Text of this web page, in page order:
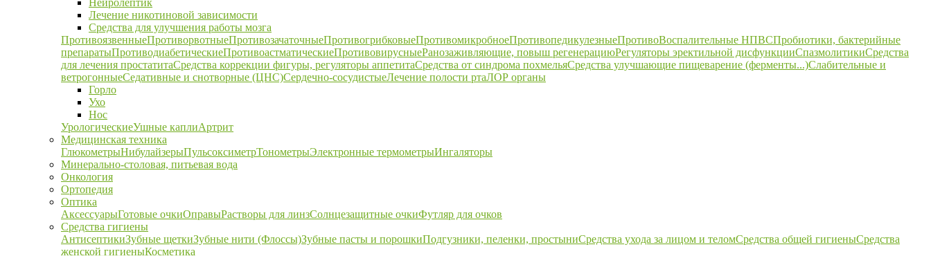
Нейролептик
Лечение никотиновой зависимости
Средства для улучшения работы мозга
ПротивоязвенныеПротиворвотныеПротивозачаточныеПротивогрибковыеПротивомикробноеПротивопедикулезныеПротивоВоспалительные НПВСПробиотики, бактерийные
препаратыПротиводиабетическиеПротивоастматическиеПротивовирусныеРанозаживляющие, повыш регенерациюРегуляторы эректильной дисфункцииСпазмолитикиСредства
для лечения простатитаСредства коррекции фигуры, регуляторы аппетитаСредства от синдрома похмельяСредства улучшающие пищеварение (ферменты...)Слабительные и
ветрогонныеСедативные и снотворные (ЦНС)Сердечно-сосудистыеЛечение полости ртаЛОР органы
Горло
Ухо
Нос
УрологическиеУшные каплиАртрит
Медицинская техника
ГлюкометрыНибулайзерыПульсоксиметрТонометрыЭлектронные термометрыИнгаляторы
Минерально-столовая, питьевая вода
Онкология
Ортопедия
Оптика
АксессуарыГотовые очкиОправыРастворы для линзСолнцезащитные очкиФутляр для очков
Средства гигиены
АнтисептикиЗубные щеткиЗубные нити (Флоссы)Зубные пасты и порошкиПодгузники, пеленки, простыниСредства ухода за лицом и теломСредства общей гигиеныСредства
женской гигиеныКосметика